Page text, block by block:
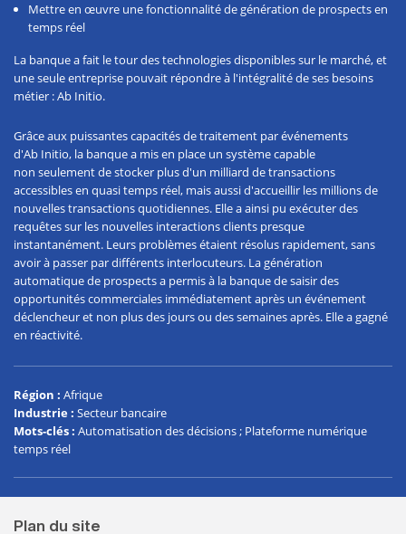
Mettre en œuvre une fonctionnalité de génération de prospects en
temps réel
La banque a fait le tour des technologies disponibles sur le marché, et
une seule entreprise pouvait répondre à l'intégralité de ses besoins
métier : Ab Initio.
Grâce aux puissantes capacités de traitement par événements
d'Ab Initio, la banque a mis en place un système capable
non seulement de stocker plus d'un milliard de transactions
accessibles en quasi temps réel, mais aussi d'accueillir les millions de
nouvelles transactions quotidiennes. Elle a ainsi pu exécuter des
requêtes sur les nouvelles interactions clients presque
instantanément. Leurs problèmes étaient résolus rapidement, sans
avoir à passer par différents interlocuteurs. La génération
automatique de prospects a permis à la banque de saisir des
opportunités commerciales immédiatement après un événement
déclencheur et non plus des jours ou des semaines après. Elle a gagné
en réactivité.
Région : Afrique
Industrie: Secteur bancaire
Mots-clés: Automatisation des décisions ; Plateforme numérique
temps réel
Plan du site